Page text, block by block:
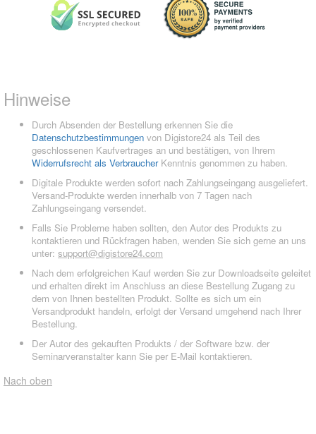
Hinweise
Durch Absenden der Bestellung erkennen Sie die
Datenschutzbestimmungen von Digistore24 als Teil des
geschlossenen Kaufvertrages an und bestätigen, von Ihrem
Widerrufsrecht als VerbraucherKenntnis genommen zu haben.
Digitale Produkte werden sofort nach Zahlungseingang ausgeliefert.
Versand-Produkte werden innerhalb von 7 Tagen nach
Zahlungseingang versendet.
Falls Sie Probleme haben sollten, den Autor des Produkts zu
kontaktieren und Rückfragen haben, wenden Sie sich gerne an uns
unter: support@digistore24.com
Nach dem erfolgreichen Kauf werden Sie zur Downloadseite geleitet
und erhalten direkt im Anschluss an diese Bestellung Zugang zu
dem von Ihnen bestellten Produkt. Sollte es sich um ein
Versandprodukt handeln, erfolgt der Versand umgehend nach Ihrer
Bestellung.
Der Autor des gekauften Produkts / der Software bzw. der
Seminarveranstalter kann Sie per E-Mail kontaktieren.
Nach oben